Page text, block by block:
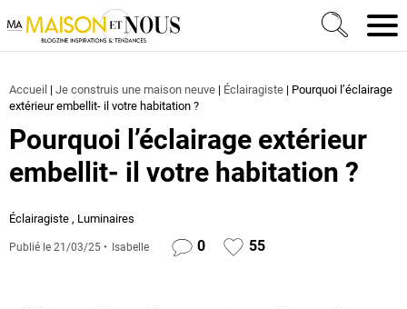
Ma Maison et Nous Construction, rénovation &
Accueil | Je construis une maison neuve | Éclairagiste | Pourquoi l’éclairage
extérieur embellit- il votre habitation ?
Pourquoi l’éclairage extérieur
embellit- il votre habitation ?
Éclairagiste , Luminaires
Publié le 21/03/25 Isabelle 0 55